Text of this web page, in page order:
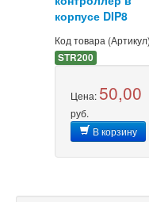
корпусе DIP8
Код товара
STR200
Цена: 50,00
руб.
В корзину